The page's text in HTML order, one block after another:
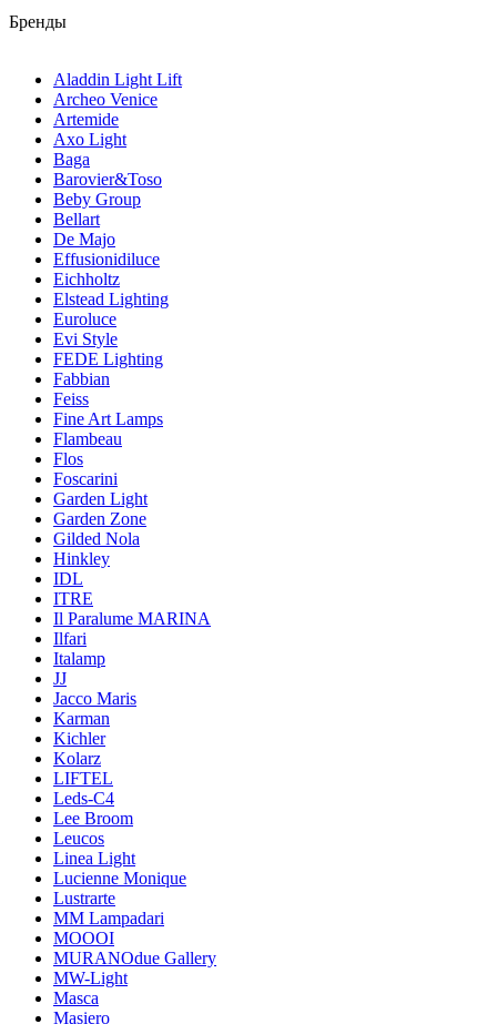
Бренды
Aladdin Light Lift
Archeo Venice
Artemide
Axo Light
Baga
Barovier&Toso
Beby Group
Bellart
De Majo
Effusionidiluce
Eichholtz
Elstead Lighting
Euroluce
Evi Style
FEDE Lighting
Fabbian
Feiss
Fine Art Lamps
Flambeau
Flos
Foscarini
Garden Light
Garden Zone
Gilded Nola
Hinkley
IDL
ITRE
Il Paralume MARINA
Ilfari
Italamp
JJ
Jacco Maris
Karman
Kichler
Kolarz
LIFTEL
Leds-C4
Lee Broom
Leucos
Linea Light
Lucienne Monique
Lustrarte
MM Lampadari
MOOOI
MURANOdue Gallery
MW-Light
Masca
Masiero